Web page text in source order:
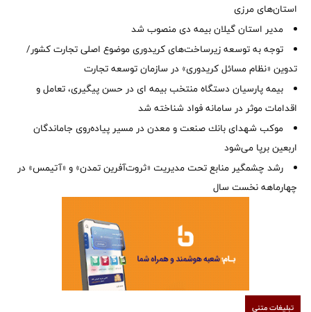
استان‌‌های مرزی
‌مدیر استان گیلان بیمه دی منصوب شد
توجه به توسعه زیرساخت‌های کریدوری موضوع اصلی تجارت کشور/
تدوین «نظام مسائل کریدوری» در سازمان توسعه تجارت
بیمه پارسیان دستگاه منتخب بیمه ای در حسن پیگیری، تعامل و
اقدامات موثر در سامانه فواد شناخته شد
موكب شهدای بانك صنعت و معدن در مسیر پیاده‌روی جاماندگان
اربعین برپا می‌شود
رشد چشمگیر منابع تحت مدیریت «ثروت‌آفرین تمدن» و «آتیمس» در
چهارماهه نخست سال
تبلیغات متنی